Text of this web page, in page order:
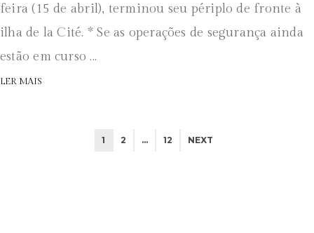
feira (15 de abril), terminou seu périplo de fronte à
ilha de la Cité. * Se as operações de segurança ainda
estão em curso ...
LER MAIS
1 2 … 12 NEXT